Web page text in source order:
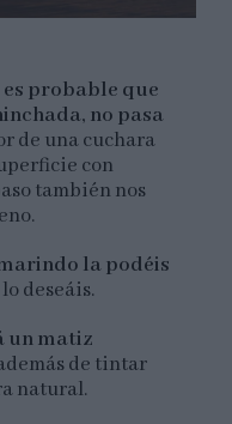
probable que
no pasa
de una cuchara
con
también nos
la podéis
lo deseáis.
un matiz
de tintar
natural.